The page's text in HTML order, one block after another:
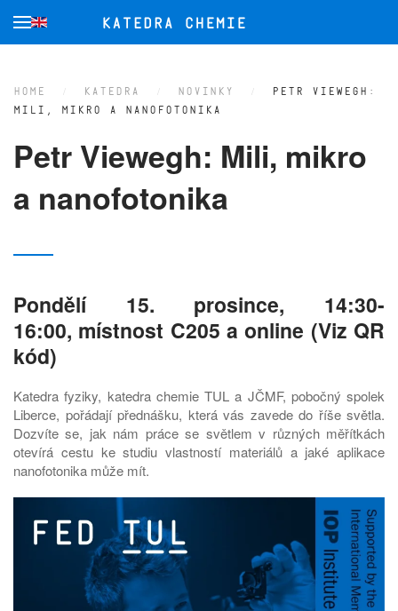
Skip to main content
HOME KATEDRA NOVINKY
PETR VIEWEGH:
MILI, MIKRO A NANOFOTONIKA
Petr Viewegh: Mili, mikro
a nanofotonika
Pondělí 15. prosince, 14:30-
16:00, místnost C205 a online (Viz QR
kód)
Katedra fyziky, katedra chemie TUL a JČMF, pobočný spolek
Liberce, pořádají přednášku, která vás zavede do říše světla.
Dozvíte se, jak nám práce se světlem v různých měřítkách
otevírá cestu ke studiu vlastností materiálů a jaké aplikace
nanofotonika může mít.